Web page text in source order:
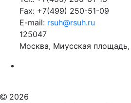
Fax: +7(499) 250-51-09
E-mail: rsuh@rsuh.ru
125047
Москва, Миусская площадь,
2026